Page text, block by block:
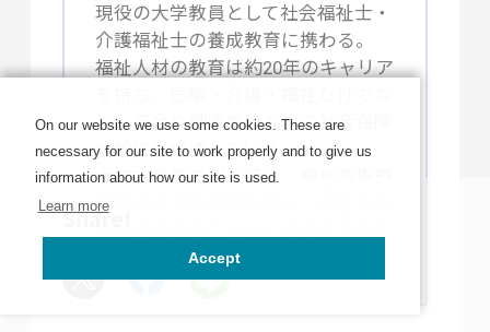
Share!
現役の大学教員として社会福祉士・
介護福祉士の養成教育に携わる。
福祉人材の教育は約20年のキャリア
く、年金や健康保険などの社会保障
全般にも精通している。
大学で教鞭を取る傍ら、福祉系専門
学校の非常勤講師を務め、福祉系の
るなど、多方面で活躍中。
On our website we use some cookies. These are
necessary for our site to work properly and to give us
information about how our site is used.
Learn more
Accept